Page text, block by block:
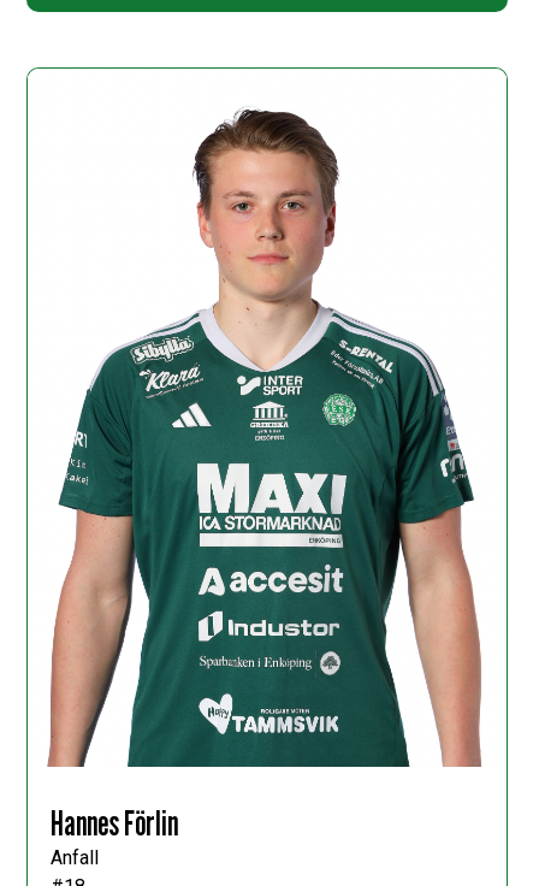
Hannes Förlin
Anfall